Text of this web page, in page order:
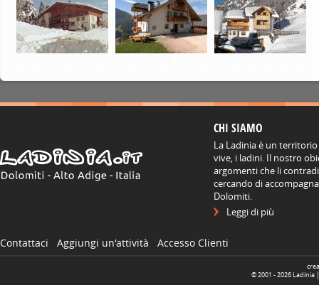
CHI SIAMO
La Ladinia è un
vive, i ladini. Il nostro
argomenti che li
cercando di
Dolomiti.
Leggi di più
Contattaci Aggiungi un'attività Accesso Clienti
© 2001 -2026 Ladinia